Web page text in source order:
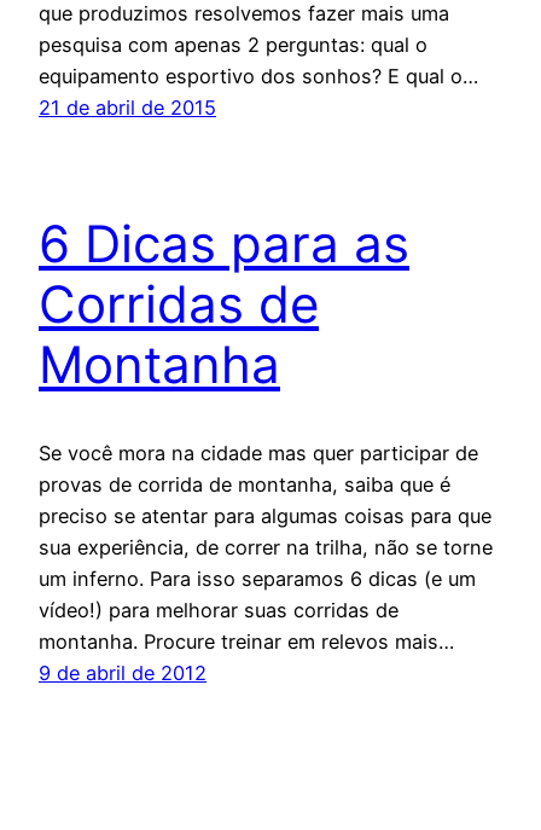
que produzimos resolvemos fazer mais uma
pesquisa com apenas 2 perguntas: qual o
equipamento esportivo dos sonhos? E qual o…
21 de abril de 2015
6 Dicas para as
Corridas de
Montanha
Se você mora na cidade mas quer participar de
provas de corrida de montanha, saiba que é
preciso se atentar para algumas coisas para que
sua experiência, de correr na trilha, não se torne
um inferno. Para isso separamos 6 dicas (e um
vídeo!) para melhorar suas corridas de
montanha. Procure treinar em relevos mais…
9 de abril de 2012